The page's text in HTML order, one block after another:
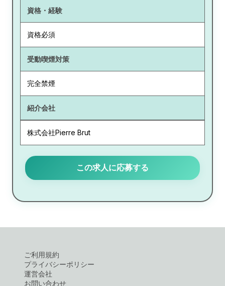
資格・経験
資格必須
受動喫煙対策
完全禁煙
紹介会社
株式会社Pierre Brut
この求人に応募する
ご利用規約
プライバシーポリシー
運営会社
お問い合わせ